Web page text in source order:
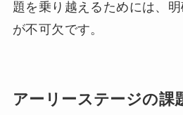
題を乗り越えるためには、
が不可欠です。
アーリーステージの課